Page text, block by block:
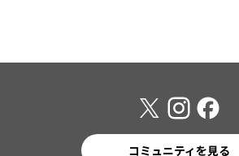
コミュニティを見る